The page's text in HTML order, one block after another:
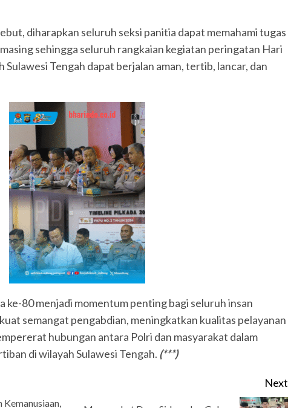
diharapkan seluruh seksi panitia dapat memahami tugas
sehingga seluruh rangkaian kegiatan peringatan Hari
Sulawesi Tengah dapat berjalan aman, tertib, lancar, dan
ke-80 menjadi momentum penting bagi seluruh insan
semangat pengabdian, meningkatkan kualitas pelayanan
hubungan antara Polri dan masyarakat dalam
di wilayah Sulawesi Tengah. (***)
Next